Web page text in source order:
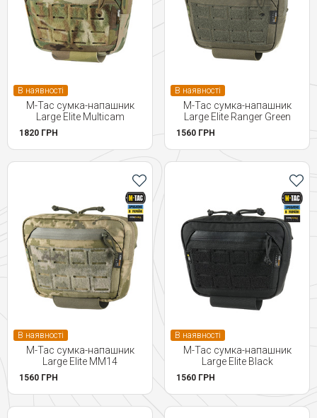
В наявності
M-Tac сумка-напашник
Large Elite Multicam
1820 ГРН
В наявності
M-Tac сумка-напашник
Large Elite Ranger Green
1560 ГРН
В наявності
M-Tac сумка-напашник
Large Elite MM14
1560 ГРН
В наявності
M-Tac сумка-напашник
Large Elite Black
1560 ГРН